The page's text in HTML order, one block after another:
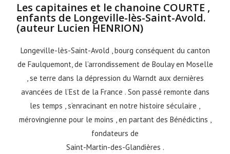
Les capitaines et le chanoine COURTE ,
enfants de Longeville-lès-Saint-Avold.
(auteur Lucien HENRION)
Longeville-lès-Saint-Avold , bourg conséquent du canton
de Faulquemont, de l’arrondissement de Boulay en Moselle
, se terre dans la dépression du Warndt aux dernières
avancées de l’Est de la France . Son passé remonte dans
les temps , s’enracinant en notre histoire séculaire ,
mérovingienne pour le moins , en partant des Bénédictins ,
fondateurs de
Saint-Martin-des-Glandières .